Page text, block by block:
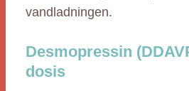
vandladningen.
Desmopressin
dosis